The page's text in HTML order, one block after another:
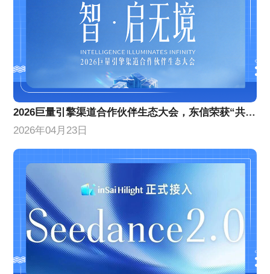
2026巨量引擎渠道合作伙伴生态大会，东信荣获“共擎奖”双项大奖
2026年04月23日